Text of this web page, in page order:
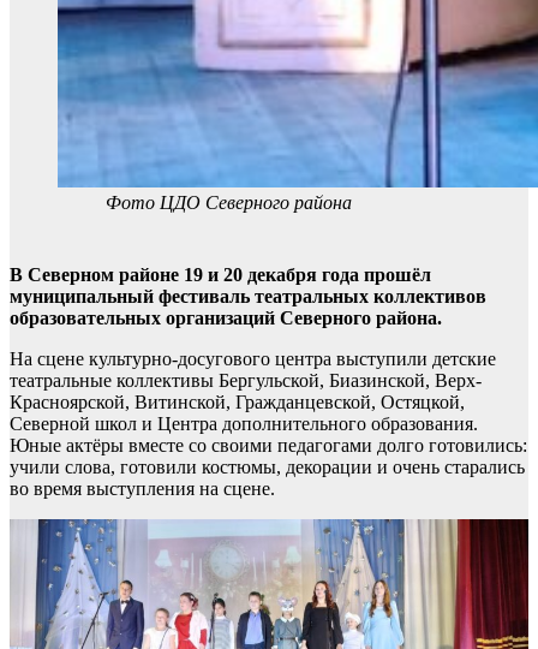
Фото ЦДО Северного района
В Северном районе 19 и 20 декабря года прошёл
муниципальный фестиваль театральных коллективов
образовательных организаций Северного района.
На сцене культурно-досугового центра выступили детские
театральные коллективы Бергульской, Биазинской, Верх-
Красноярской, Витинской, Гражданцевской, Остяцкой,
Северной школ и Центра дополнительного образования.
Юные актёры вместе со своими педагогами долго готовились:
учили слова, готовили костюмы, декорации и очень старались
во время выступления на сцене.